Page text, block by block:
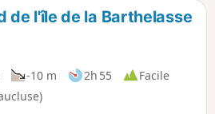
de l'île de la Barthelasse
-10 m 2h 55
Facile